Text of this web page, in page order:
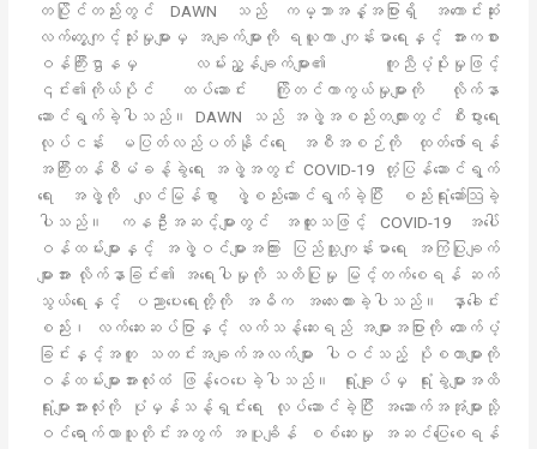
တပြိုင်တည်းတွင် DAWN သည် ကမ္ဘာအနှံ့အပြားရှိ အကောင်းဆုံး
လက်တွေ့ကျင့်သုံးမှုများမှ အချက်များကို ရယူကာ ကျန်းမာရေးနှင့် အားကစား
ဝန်ကြီးဌာနမှ လမ်းညွှန်ချက်များ၏ ကူညီပံ့ပိုးမှုဖြင့်
၎င်း၏ကိုယ်ပိုင် ထပ်ဆောင်း ကြိုတင်ကာကွယ်မှုများကို လိုက်နာ
ဆောင်ရွက်ခဲ့ပါသည်။ DAWN သည် အဖွဲ့အစည်းတလျားတွင် စီးပွားရေး
လုပ်ငန်း မပြတ်လည်ပတ်နိုင်ရေး အစီအစဉ်ကို ထုတ်ဖော်ရန်
အကြီးတန်စီမံခန့်ခွဲရေး အဖွဲ့အတွင်း COVID-19 တုံ့ပြန်ဆောင်ရွက်
ရေး အဖွဲ့ကို လျင်မြန်စွာ ဖွဲ့စည်းဆောင်ရွက်ခဲ့ပြီး စည်းရုံးဆော်ဩခဲ့
ပါသည်။ ကနဦးအဆင့်များတွင် အထူးသဖြင့် COVID-19 အပေါ်
ဝန်ထမ်းများနှင့် အဖွဲ့ဝင်များအကြား ပြည်သူ့ကျန်းမာရေး အကြံပြုချက်
များအား လိုက်နာခြင်း၏ အရေးပါမှုကို သတိပြုမှု မြင့်တက်စေရန် ဆက်
သွယ်ရေးနှင့် ပညာပေးရေးတို့ကို အဓိက အလေးထားခဲ့ပါသည်။ နှာခေါင်း
စည်း၊ လက်ဆေးဆပ်ပြာနှင့် လက်သန့်ဆေးရည် အများအပြားကို ထောက်ပံ့
ခြင်းနှင့်အတူ သတင်းအချက်အလက်များ ပါဝင်သည့် ပိုစတာများကို
ဝန်ထမ်းများအားလုံးထံ ဖြန့်ဝေပေးခဲ့ပါသည်။ ရုံးချုပ်မှ ရုံးခွဲများအထိ
ရုံးများအားလုံးကို ပုံမှန်သန့်ရှင်းရေး လုပ်ဆောင်ခဲ့ပြီး အဆောက်အအုံများသို့
ဝင်ရောက်လာသူတိုင်းအတွက် အပူချိန် စစ်ဆေးမှု အဆင်ပြေစေရန်